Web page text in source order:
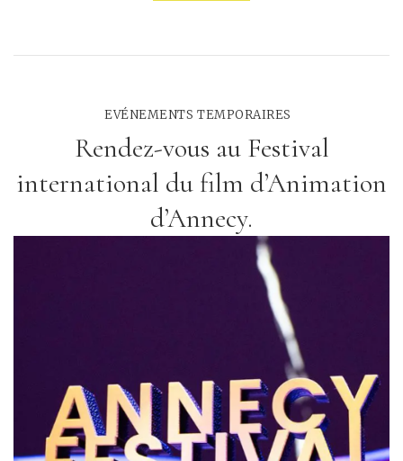
EVÉNEMENTS TEMPORAIRES
Rendez-vous au Festival
international du film d’Animation
d’Annecy.